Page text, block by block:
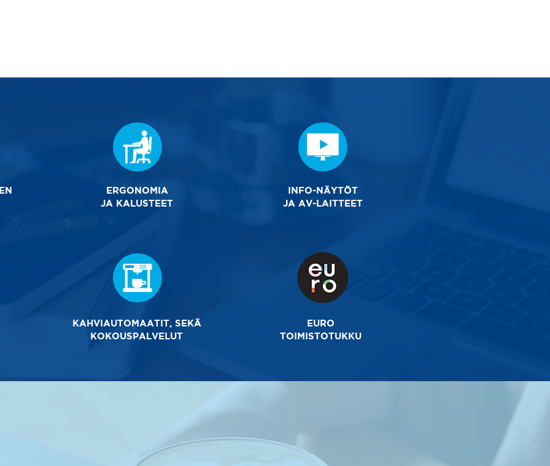
ERGONOMIA
JA KALUSTEET
KAHVIAUTOMAATIT, SEKÄ
KOKOUSPALVELUT
INFO-NÄYTÖT
JA AV-LAITTEET
EURO
TOIMISTOTUKKU